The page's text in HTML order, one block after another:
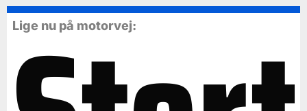
Lige nu på motorvej: